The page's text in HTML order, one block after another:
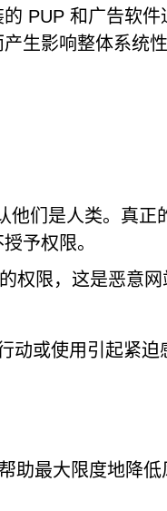
PUP 和广告软件
生影响整体系统
他们是人类。真正
予权限。
权限，这是恶意网
动或使用引起紧迫
助最大限度地降低